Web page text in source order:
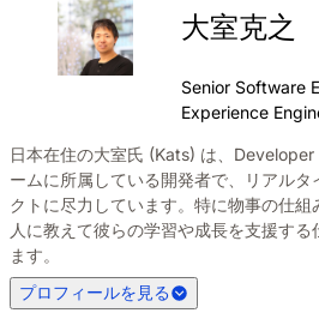
大室克之
Senior Software
Experience
日本在住の大室氏 (Kats) は、
ームに所属している開発者で、リアル
クトに尽力しています。特に物事の仕
人に教えて彼らの学習や成長を支援す
ます。
プロフィールを見る